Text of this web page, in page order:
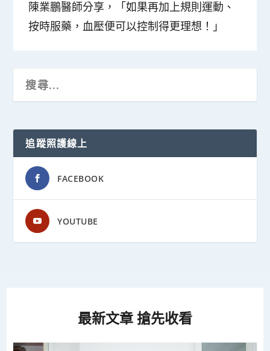
陳業鵬醫師分享，「如果再加上規則運動、
按時服藥，血壓便可以控制得更理想！」
追蹤照護線上
FACEBOOK
YOUTUBE
最新文章 搶先收看